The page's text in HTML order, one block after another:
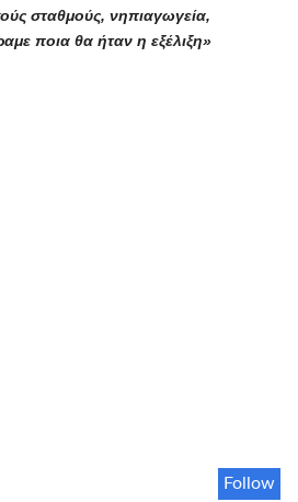
σταθμούς, νηπιαγωγεία,
ποια θα ήταν η εξέλιξη»
Follow